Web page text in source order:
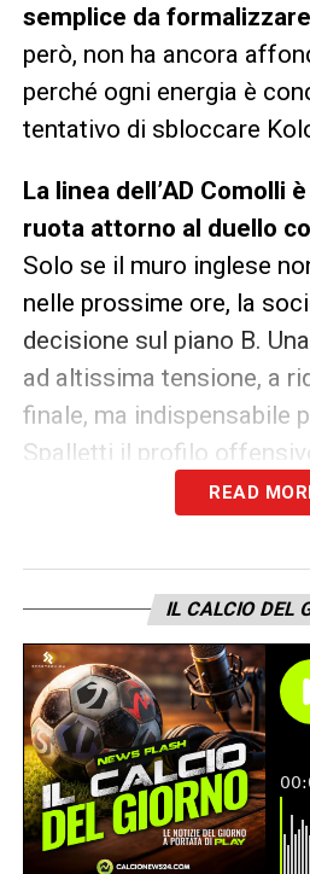
semplice da
però, non ha ancora
perché ogni energia è
tentativo di sbloccare
La linea dell’AD Comolli
ruota attorno al duello
Solo se il muro inglese
nelle prossime ore, la
decisione sul piano B.
ad altissima tensione, a
finale, ma indispensabile
Spalletti il profilo
LEGGI ANCHE –Ultime
LA PLAYLIST DELLE
READ
IL CALCIO DEL